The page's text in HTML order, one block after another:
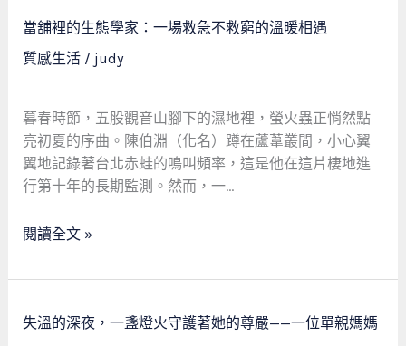
救
窮，
社
安
全
網
的
情
白
當舖裡的生態學家：一場救急不救窮的溫暖相遇
質感生活/ judy
暮春時節，五股觀音山腳下的濕地裡，螢火蟲正悄然點
亮初夏的序曲。陳伯淵（化名）蹲在蘆葦叢間，小心翼
翼地記錄著台北赤蛙的鳴叫頻率，這是他在這片棲地進
行第十年的長期監測。然而，一…
當
舖
裡
生
態
學
家：
一
救
窮
閱讀全文 »
失溫的深夜，一盞燈火守護著她的尊嚴——一位單親媽媽
失
溫